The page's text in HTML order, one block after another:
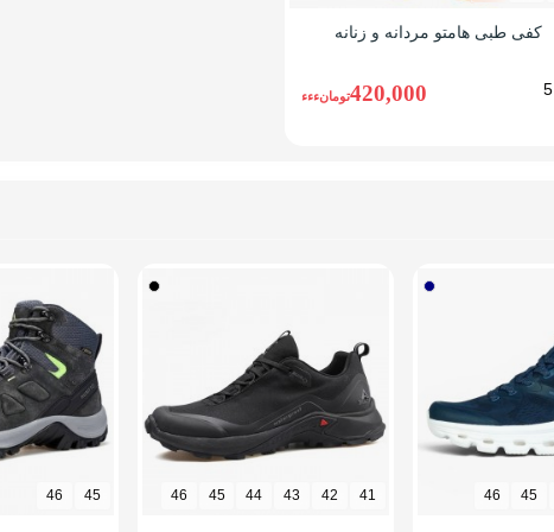
کفی طبی هامتو مردانه و زنانه
5
420,000تومانءءء
45
46
41
42
43
44
45
46
45
46